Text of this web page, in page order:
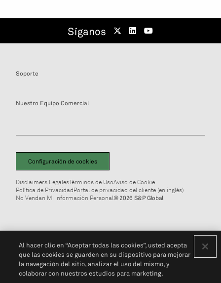
Síganos
Soporte
Nuestro Equipo Comercial
Configuración de cookies
Disclaimers LegalesTérminos de UsoAviso de Cookie
Política de PrivacidadPortal de privacidad del cliente (en inglés)
No Vendan Mi Información Personal© 2026 S&P Global
Al hacer clic en “Aceptar todas las cookies”, usted acepta
que las cookies se guarden en su dispositivo para mejorar
la navegación del sitio, analizar el uso del mismo, y
colaborar con nuestros estudios para marketing.